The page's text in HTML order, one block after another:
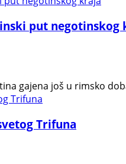
put negotinskog
gajena još u rimsko
Trifuna